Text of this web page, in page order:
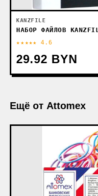
KANZFILE
НАБОР ФАЙЛОВ
★★★★★ 4.6
29.92 BYN
Ещё от Attomex